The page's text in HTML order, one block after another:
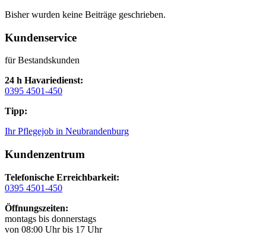
Bisher wurden keine Beiträge geschrieben.
Kundenservice
für Bestandskunden
24 h Havariedienst:
0395 4501-450
Tipp:
Ihr Pflegejob in Neubrandenburg
Kundenzentrum
Telefonische Erreichbarkeit:
0395 4501-450
Öffnungszeiten:
montags bis donnerstags
von 08:00 Uhr bis 17 Uhr